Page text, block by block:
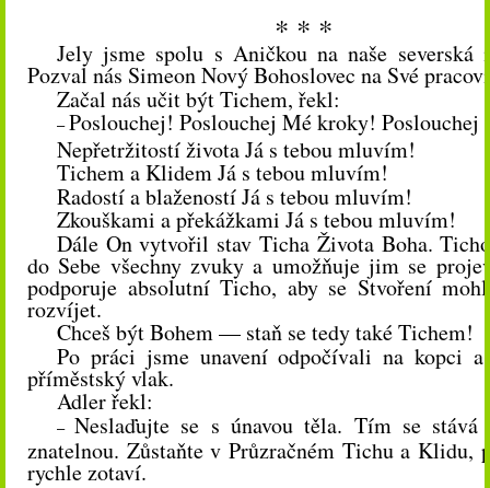
* * *
Jely jsme spolu s Aničkou na naše severská
Pozval nás Simeon Nový Bohoslovec na Své
Začal nás učit být Tichem, řekl:
– Poslouchej! Poslouchej Mé kroky! Poslouchej
Nepřetržitostí života Já s tebou mluvím!
Tichem a Klidem Já s tebou mluvím!
Radostí a blažeností Já s tebou mluvím!
Zkouškami a překážkami Já s tebou mluvím!
Dále On vytvořil stav Ticha Života Boha.
do Sebe všechny zvuky a umožňuje jim se
podporuje absolutní Ticho, aby se Stvoření
rozvíjet.
Chceš být Bohem — staň se tedy také Tichem!
Po práci jsme unavení odpočívali na kopci
příměstský vlak.
Adler řekl:
– Neslaďujte se s únavou těla. Tím se stává
znatelnou. Zůstaňte v Průzračném Tichu a Klidu,
rychle zotaví.